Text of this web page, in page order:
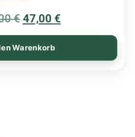
5.00
von 5
€ 47,00 €
Warenkorb